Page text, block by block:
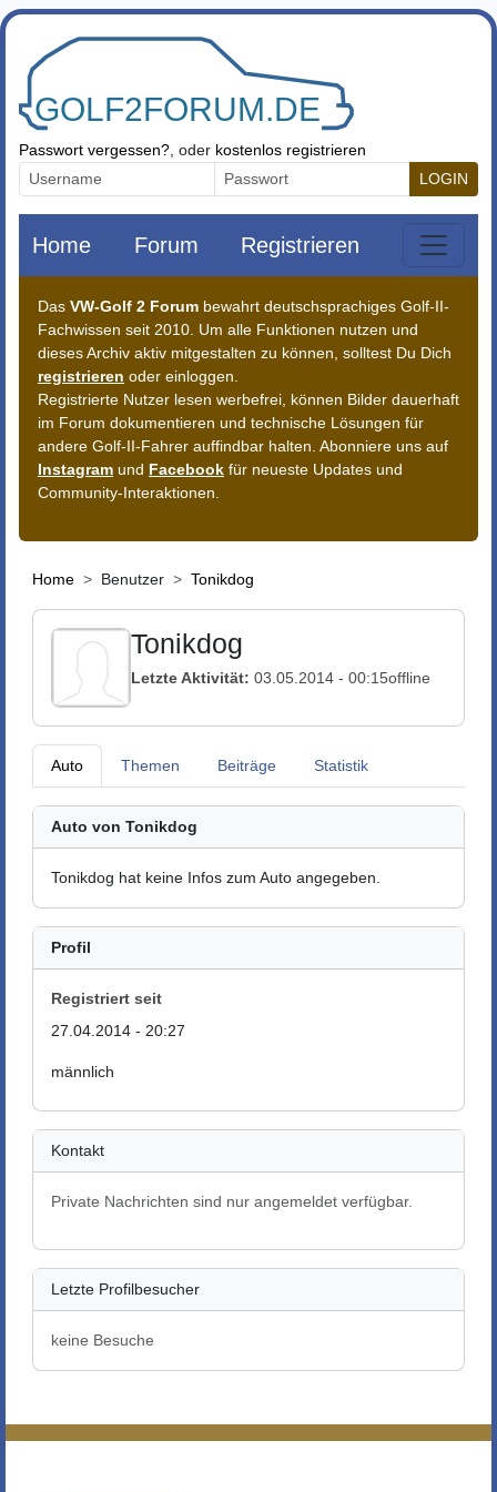
Zum Inhalt springen
Passwort vergessen? , oder kostenlos registrieren
LOGIN
Home Forum Registrieren
Das VW-Golf 2 Forum bewahrt deutschsprachiges Golf-II-
Fachwissen seit 2010. Um alle Funktionen nutzen und
dieses Archiv aktiv mitgestalten zu können, solltest Du Dich
registrieren oder einloggen.
Registrierte Nutzer lesen werbefrei, können Bilder dauerhaft
im Forum dokumentieren und technische Lösungen für
andere Golf-II-Fahrer auffindbar halten. Abonniere uns auf
Instagram und Facebook für neueste Updates und
Community-Interaktionen.
Home Benutzer Tonikdog
Tonikdog
Letzte Aktivität: 03.05.2014 - 00:15offline
Auto Themen Beiträge Statistik
Auto von Tonikdog
Tonikdog hat keine Infos zum Auto angegeben.
Profil
Registriert seit
27.04.2014 - 20:27
männlich
Kontakt
Private Nachrichten sind nur angemeldet verfügbar.
Letzte Profilbesucher
keine Besuche